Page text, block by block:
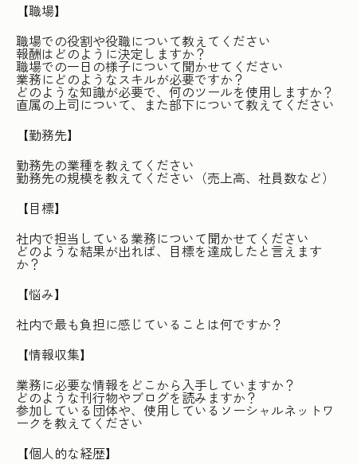
【職場】
職場での役割や役職について教えてください
報酬はどのように決定しますか？
職場での一日の様子について聞かせてください
業務にどのようなスキルが必要ですか？
どのような知識が必要で、何のツールを使用しますか？
直属の上司について、また部下について教えてください
【勤務先】
勤務先の業種を教えてください
勤務先の規模を教えてください（売上高、社員数など）
【目標】
社内で担当している業務について聞かせてください
どのような結果が出れば、目標を達成したと言えます
か？
【悩み】
社内で最も負担に感じていることは何ですか？
【情報収集】
業務に必要な情報をどこから入手していますか？
どのような刊行物やブログを読みますか？
参加している団体や、使用しているソーシャルネットワ
ークを教えてください
【個人的な経歴】